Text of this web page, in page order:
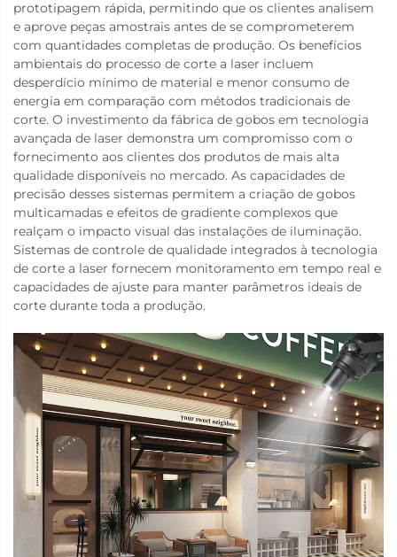
prototipagem rápida, permitindo que os clientes analisem
e aprove peças amostrais antes de se comprometerem
com quantidades completas de produção. Os benefícios
ambientais do processo de corte a laser incluem
desperdício mínimo de material e menor consumo de
energia em comparação com métodos tradicionais de
corte. O investimento da fábrica de gobos em tecnologia
avançada de laser demonstra um compromisso com o
fornecimento aos clientes dos produtos de mais alta
qualidade disponíveis no mercado. As capacidades de
precisão desses sistemas permitem a criação de gobos
multicamadas e efeitos de gradiente complexos que
realçam o impacto visual das instalações de iluminação.
Sistemas de controle de qualidade integrados à tecnologia
de corte a laser fornecem monitoramento em tempo real e
capacidades de ajuste para manter parâmetros ideais de
corte durante toda a produção.